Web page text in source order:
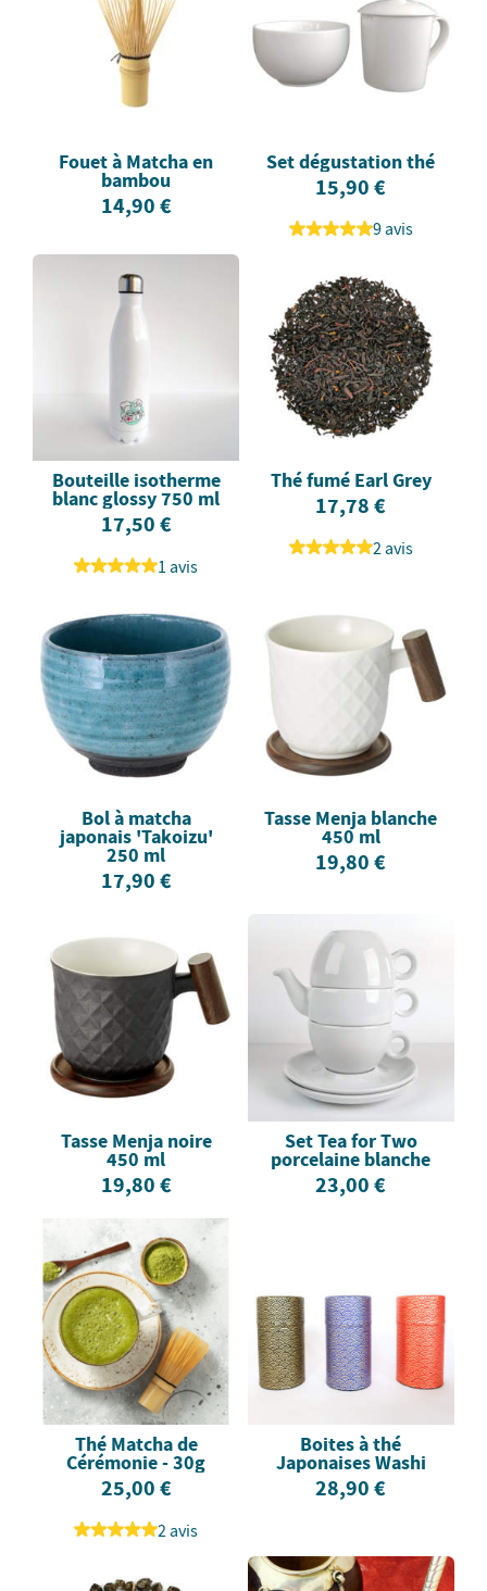
Fouet à Matcha en
bambou
14,90 €
Set dégustation thé
15,90 €
9 avis
Bouteille isotherme
blanc glossy 750 ml
17,50 €
1 avis
Thé fumé Earl Grey
17,78 €
2 avis
Bol à matcha
japonais 'Takoizu'
250 ml
17,90 €
Tasse Menja blanche
450 ml
19,80 €
Tasse Menja noire
450 ml
19,80 €
Set Tea for Two
porcelaine blanche
23,00 €
Thé Matcha de
Cérémonie - 30g
25,00 €
2 avis
Boites à thé
Japonaises Washi
28,90 €